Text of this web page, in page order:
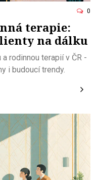
0
terapie:
na dálku
rodinnou terapií v ČR -
i budoucí trendy.